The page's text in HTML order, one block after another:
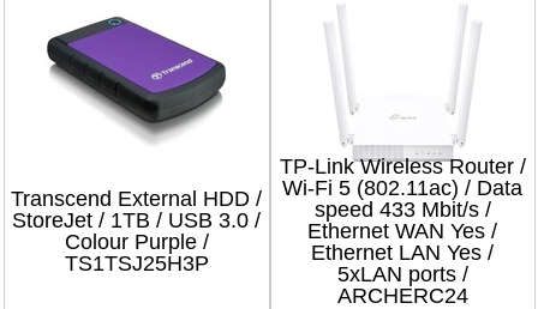
Transcend External HDD /
StoreJet / 1TB / USB 3.0 /
Colour Purple /
TS1TSJ25H3P
TP-Link Wireless Router /
Wi-Fi 5 (802.11ac) / Data
speed 433 Mbit/s /
Ethernet WAN Yes /
Ethernet LAN Yes /
5xLAN ports /
ARCHERC24